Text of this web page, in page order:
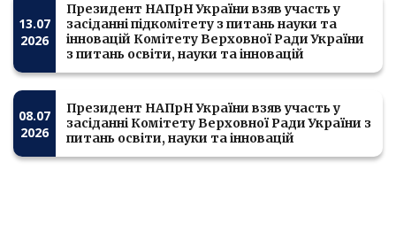
13.07
2026
Президент НАПрН України взяв участь у
засіданні підкомітету з питань науки та
інновацій Комітету Верховної Ради України
з питань освіти, науки та інновацій
08.07
2026
Президент НАПрН України взяв участь у
засіданні Комітету Верховної Ради України з
питань освіти, науки та інновацій